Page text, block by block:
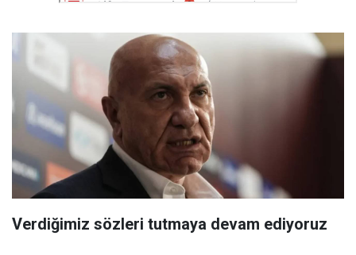
Verdiğimiz sözleri tutmaya devam ediyoruz